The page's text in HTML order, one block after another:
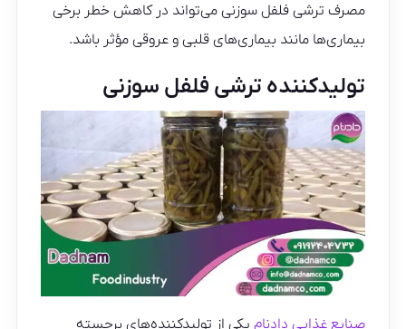
مصرف ترشی فلفل سوزنی می‌تواند در کاهش خطر برخی
بیماری‌ها مانند بیماری‌های قلبی و عروقی مؤثر باشد.
تولیدکننده ترشی فلفل سوزنی
صنایع غذایی دادنام یکی از تولیدکننده‌های برجسته